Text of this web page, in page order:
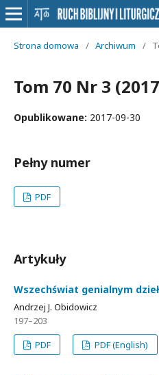
Strona domowa / Archiwum /
Tom 70 Nr 3
Opublikowane: 2017-09-30
Pełny numer
PDF
Artykuły
Wszechświat genialnym
Andrzej J. Obidowicz
197–203
PDF
PDF (English)